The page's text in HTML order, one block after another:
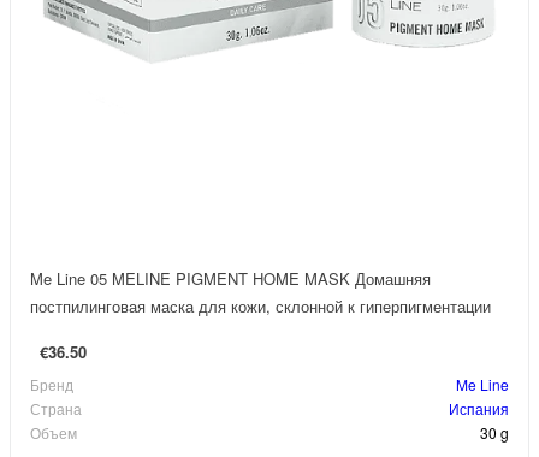
Me Line 05 MELINE PIGMENT HOME MASK Домашняя
постпилинговая маска для кожи, склонной к гиперпигментации
€36.50
Бренд
Me Line
Страна
Испания
Объем
30 g